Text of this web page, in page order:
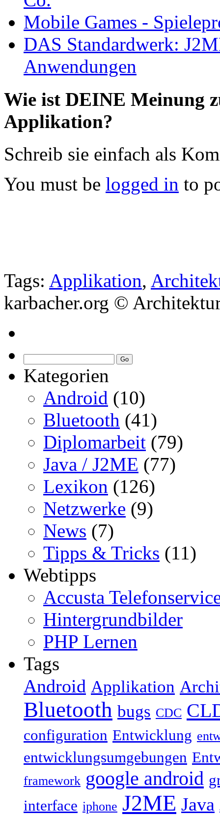
Mobile Games -
DAS Standardwerk:
Anwendungen
Wie ist DEINE Meinung
Applikation?
Schreib sie einfach als
You must be logged in to
Tags: Applikation,
karbacher.org ©
Kategorien
Android (10)
Bluetooth (41)
Diplomarbeit (79)
Java / J2ME (77)
Lexikon (126)
Netzwerke (9)
News (7)
Tipps & Tricks (11)
Webtipps
Accusta
Hintergrundbilder
PHP Lernen
Tags
Android Applikation
Bluetooth bugs CDC
configuration Entwicklung
entwicklungsumgebungen
framework google android
interface iphone J2ME Java